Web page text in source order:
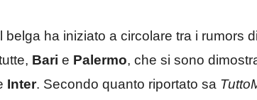
belga ha iniziato a circolare tra i rumors
Bari e Palermo, che si sono
Inter. Secondo quanto riportato sa